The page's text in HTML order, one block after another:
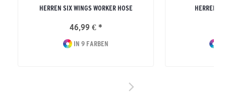
HERREN SIX WINGS WORKER HOSE
46,99 € *
IN 9 FARBEN
HERREN